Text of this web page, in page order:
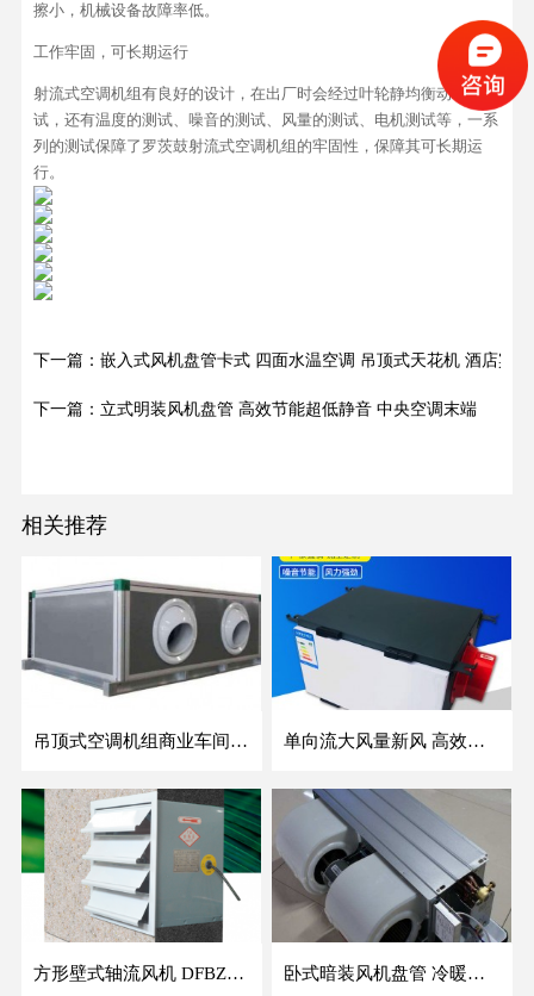
擦小，机械设备故障率低。
工作牢固，可长期运行
射流式空调机组有良好的设计，在出厂时会经过叶轮静均衡动均衡测
试，还有温度的测试、噪音的测试、风量的测试、电机测试等，一系
列的测试保障了罗茨鼓射流式空调机组的牢固性，保障其可长期运
行。
下一篇：嵌入式风机盘管卡式 四面水温空调 吊顶式天花机 酒店宾
下一篇：立式明装风机盘管 高效节能超低静音 中央空调末端
相关推荐
吊顶式空调机组商业车间防爆新风空调器射流冷暖机组 单向流大风量新风 高效除霾全热交换新风机空气净化
方形壁式轴流风机 DFBZ低噪防爆工业XBDZ静音220V/380V壁式边墙风机 卧式暗装风机盘管 冷暖两用盘管系列 明装风盘空调器